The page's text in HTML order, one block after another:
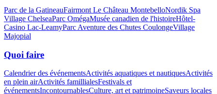
Parc de la GatineauFairmont Le Château MontebelloNordik Spa
Village ChelseaParc OmégaMusée canadien de l'histoireHôtel-
Casino Lac-LeamyParc Aventure des Chutes CoulongeVillage
Majopial
Quoi faire
Calendrier des événementsActivités aquatiques et nautiquesActivités
en plein airActivités famillialesFestivals et
événementsIncontournablesCulture, art et patrimoineSaveurs locales